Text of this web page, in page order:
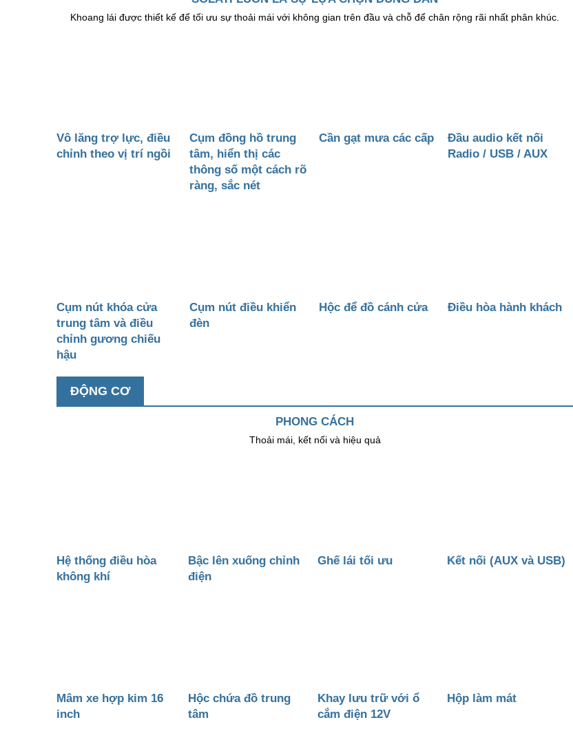
Khoang lái được thiết kế để tối ưu sự thoải mái với không gian trên đầu và chỗ để chân rộng rãi nhất phân khúc.
Vô lăng trợ lực, điều
chỉnh theo vị trí ngồi
Cụm đồng hồ trung
tâm, hiển thị các
thông số một cách rõ
ràng, sắc nét
Cần gạt mưa các cấp
Đầu audio kết nối
Radio / USB / AUX
Cụm nút khóa cửa
trung tâm và điều
chỉnh gương chiếu
hậu
Cụm nút điều khiển
đèn
Hộc để đồ cánh cửa Điều hòa hành khách
ĐỘNG CƠ
PHONG CÁCH
Thoải mái, kết nối và hiệu quả
Hệ thống điều hòa
không khí
Bậc lên xuống chỉnh
điện
Ghế lái tối ưu Kết nối (AUX và USB)
Mâm xe hợp kim 16
inch
Hộc chứa đồ trung
tâm
Khay lưu trữ với ổ
cắm điện 12V
Hộp làm mát